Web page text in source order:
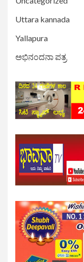
Uttara kannada
Yallapura
ಅಭಿನಂದನಾ ಪತ್ರ